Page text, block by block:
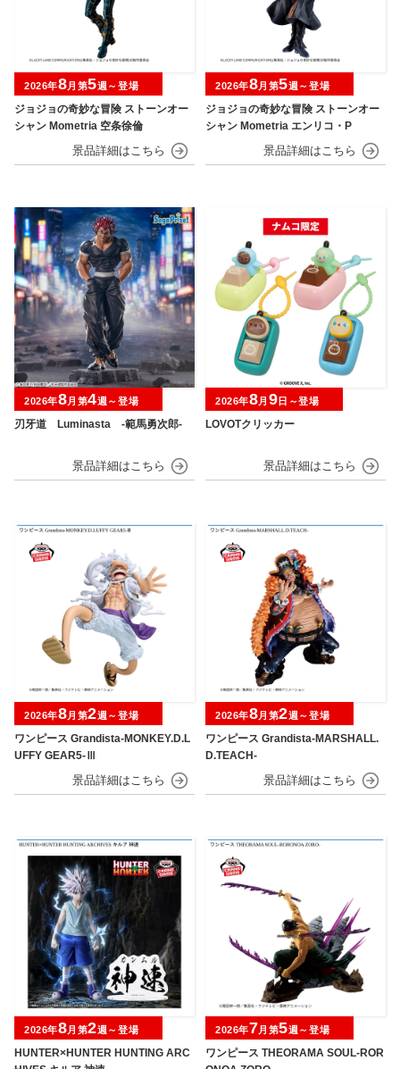
ジョジョの奇妙な冒険 ストーンオー
シャン Mometria 空条徐倫
2026年8月第5週～登場
ジョジョの奇妙な冒険 ストーンオー
シャン Mometria エンリコ・P
2026年8月第5週～登場
刃牙道 Luminasta ‐範馬勇次郎‐
2026年8月第4週～登場
LOVOTクリッカー
2026年8月 9日～登場
ワンピース Grandista-MONKEY.D.L
UFFY GEAR5-Ⅲ
2026年8月第2週～登場
ワンピース Grandista-MARSHALL.
D.TEACH-
2026年8月第2週～登場
HUNTER×HUNTER HUNTING ARC
2026年8月第2週～登場
ワンピース THEORAMA SOUL-ROR
2026年7月第5週～登場